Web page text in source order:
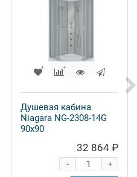
Душевая кабина
Niagara NG-2308-14G
90x90
32 864 ₽
+
-